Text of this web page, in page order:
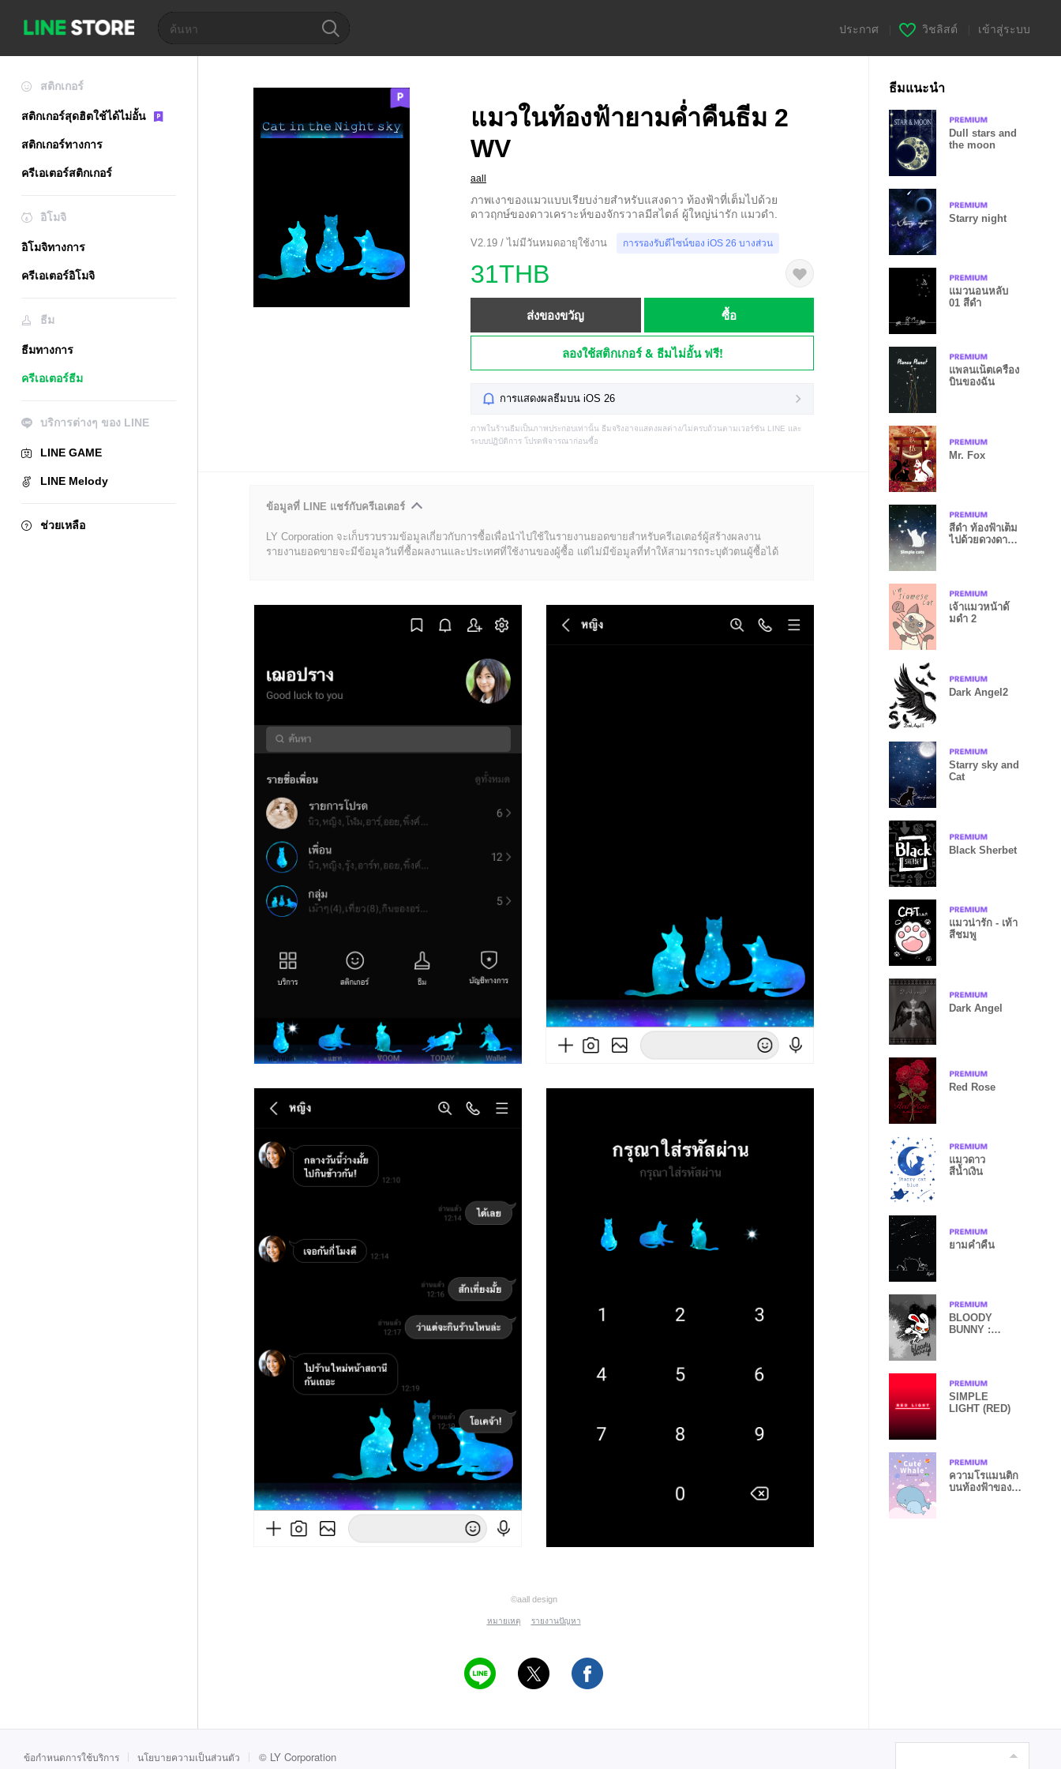
ประกาศ วิชลิสต์ เข้าสู่ระบบ
สติกเกอร์
สติกเกอร์สุดฮิตใช้ได้ไม่อั้น
สติกเกอร์ทางการ
ครีเอเตอร์สติกเกอร์
อิโมจิ
อิโมจิทางการ
ครีเอเตอร์อิโมจิ
ธีม
ธีมทางการ
ครีเอเตอร์ธีม
บริการต่างๆ ของ LINE
LINE GAME
LINE Melody
ช่วยเหลือ
แมวในท้องฟ้ายามค่ำคืนธีม 2
WV
aall
ภาพเงาของแมวแบบเรียบง่ายสำหรับแสงดาว ท้องฟ้าที่เต็มไปด้วย
ดาวฤกษ์ของดาวเคราะห์ของจักรวาลมีสไตล์ ผู้ใหญ่น่ารัก แมวดำ.
V2.19 / ไม่มีวันหมดอายุใช้งาน การรองรับดีไซน์ของ iOS 26 บางส่วน
31THB
ส่งของขวัญ ซื้อ
ลองใช้สติกเกอร์ & ธีมไม่อั้น ฟรี!
การแสดงผลธีมบน iOS 26
ภาพในร้านธีมเป็นภาพประกอบเท่านั้น ธีมจริงอาจแสดงผลต่าง/ไม่ครบถ้วนตามเวอร์ชัน LINE และ
ระบบปฏิบัติการ โปรดพิจารณาก่อนซื้อ
ข้อมูลที่ LINE แชร์กับครีเอเตอร์
LY Corporation จะเก็บรวบรวมข้อมูลเกี่ยวกับการซื้อเพื่อนำไปใช้ในรายงานยอดขายสำหรับครีเอเตอร์ผู้สร้างผลงาน
รายงานยอดขายจะมีข้อมูลวันที่ซื้อผลงานและประเทศที่ใช้งานของผู้ซื้อ แต่ไม่มีข้อมูลที่ทำให้สามารถระบุตัวตนผู้ซื้อได้
©aall design
หมายเหตุ รายงานปัญหา
ธีมแนะนำ
Dull stars and
the moon
Starry night
แมวนอนหลับ
01 สีดำ
แพลนเน็ตเครื่อง
บินของฉัน
Mr. Fox
สีดำ ท้องฟ้าเต็ม
ไปด้วยดวงดาว
เจ้าแมวหน้าดั๊
มดำ 2
Dark Angel2
Starry sky and
Cat
Black Sherbet
แมวน่ารัก - เท้า
สีชมพู
Dark Angel
Red Rose
แมวดาว
สีน้ำเงิน
ยามค่ำคืน
BLOODY
BUNNY :
SIMPLE
LIGHT (RED)
ความโรแมนติก
บนท้องฟ้าของ
ข้อกำหนดการใช้บริการ นโยบายความเป็นส่วนตัว © LY Corporation